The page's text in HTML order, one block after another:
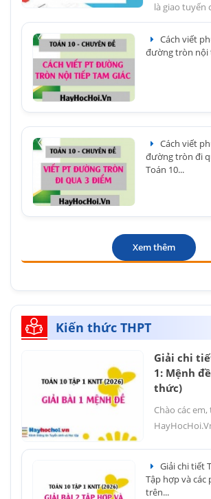
là giao tuyến
Cách viết
đường tròn nội
Cách viết
đường tròn đi
Toán 10...
Xem thêm
Kiến thức THPT
Giải chi
1: Mệnh
thức)
Chào các
Giải chi tiết
Tập hợp và các
trên...